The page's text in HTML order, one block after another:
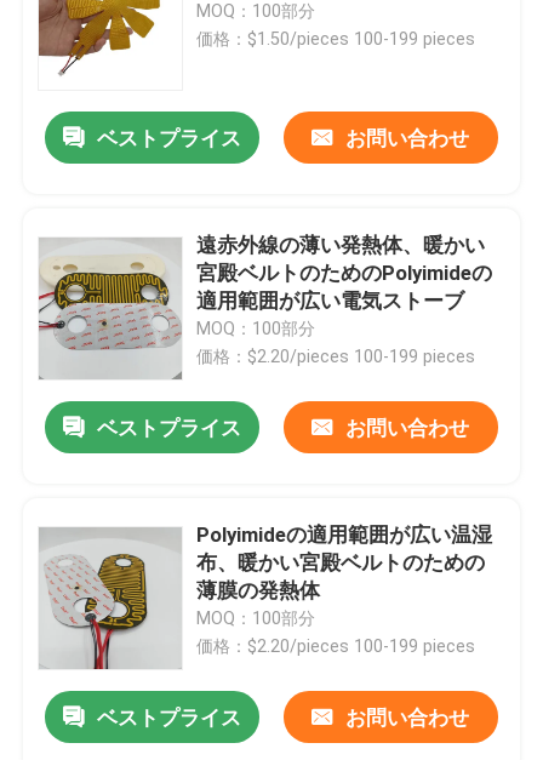
家
ビデオ
私達について
工場旅行
MOQ：100部分
価格：$1.50/pieces 100-199 pieces
ベストプライス お問い合わせ
遠赤外線の薄い発熱体、暖かい
宮殿ベルトのためのPolyimideの
適用範囲が広い電気ストーブ
MOQ：100部分
価格：$2.20/pieces 100-199 pieces
ベストプライス お問い合わせ
Polyimideの適用範囲が広い温湿
布、暖かい宮殿ベルトのための
薄膜の発熱体
MOQ：100部分
価格：$2.20/pieces 100-199 pieces
ベストプライス お問い合わせ